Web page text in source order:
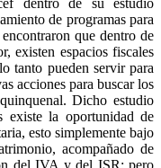
de programas para
que dentro de
existen espacios fiscales
tanto pueden servir para
acciones para buscar los
Dicho estudio
existe la oportunidad de
esto simplemente bajo
acompañado de
del IVA y del ISR; pero